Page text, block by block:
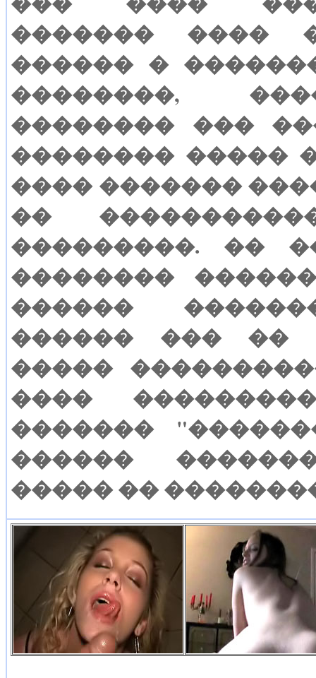
������� ����
������ �
��������,
�������� ���
�������� �����
���� �������
��
���������. ��
��������
������
������ ��� ��
�����
����
�������
������
����� ��